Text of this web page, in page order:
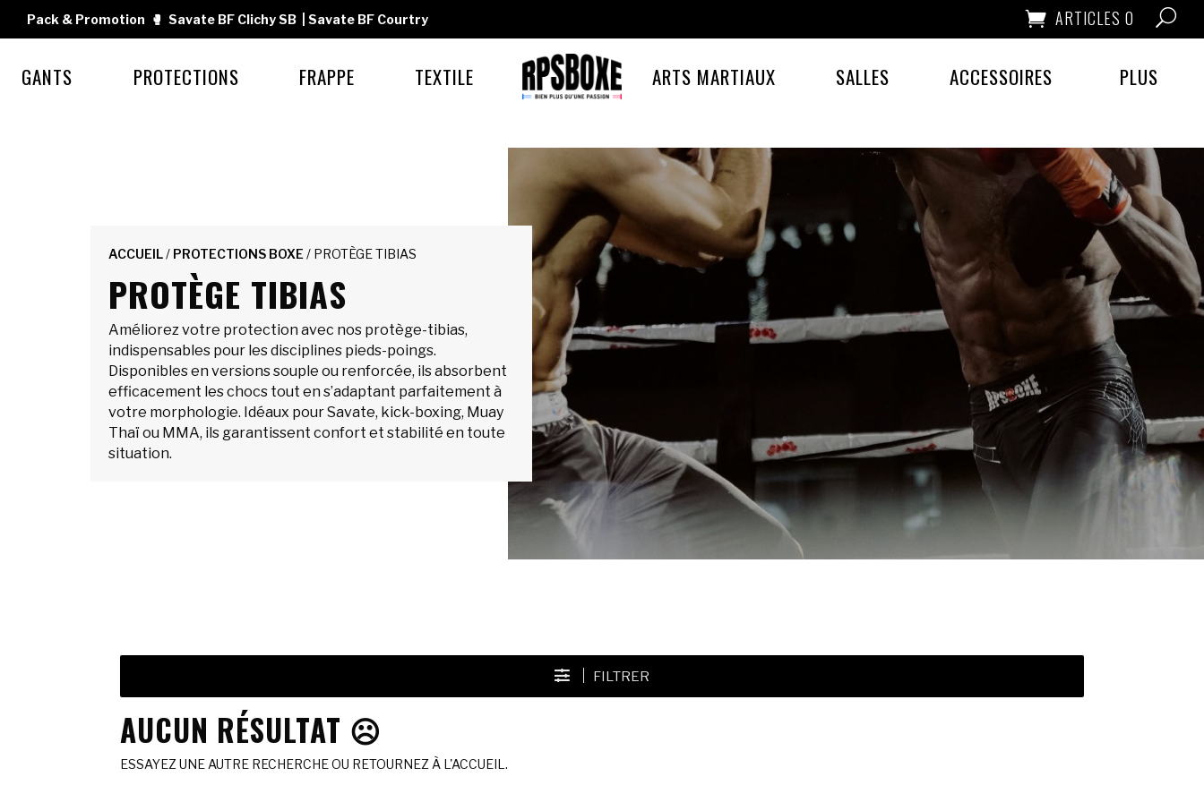
Pack & Promotion 🥊 Savate BF Clichy SB Savate BF Courtry ARTICLES 0
GANTS PROTECTIONS FRAPPE TEXTILE ARTS MARTIAUX SALLES ACCESSOIRES PLUS
ACCUEIL/ PROTECTIONS BOXE / PROTÈGE TIBIAS
PROTÈGE TIBIAS
Améliorez votre protection avec nos protège-tibias,
indispensables pour les disciplines pieds-poings.
Disponibles en versions souple ou renforcée, ils absorbent
efficacement les chocs tout en s’adaptant parfaitement à
votre morphologie. Idéaux pour Savate, kick-boxing, Muay
Thaï ou MMA, ils garantissent confort et stabilité en toute
situation.
FILTRER
AUCUN RÉSULTAT ☹️
ESSAYEZ UNE AUTRE RECHERCHE OU RETOURNEZ À L'ACCUEIL.